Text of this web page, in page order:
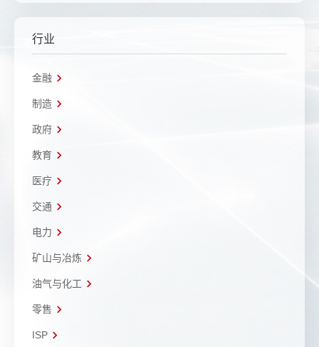
行业
金融
制造
政府
教育
医疗
交通
电力
矿山与冶炼
油气与化工
零售
ISP